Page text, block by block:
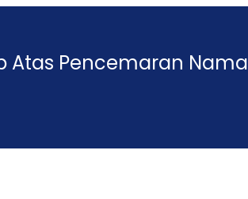
Atas Pencemaran Nama